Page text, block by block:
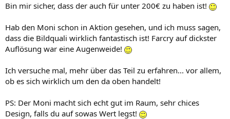
Bin mir sicher, dass der auch für unter 200€ zu haben ist!
Hab den Moni schon in Aktion gesehen, und ich muss sagen,
dass die Bildquali wirklich fantastisch ist! Farcry auf dickster
Auflösung war eine Augenweide!
Ich versuche mal, mehr über das Teil zu erfahren... vor allem,
ob es sich wirklich um den da oben handelt!
PS: Der Moni macht sich echt gut im Raum, sehr chices
Design, falls du auf sowas Wert legst!